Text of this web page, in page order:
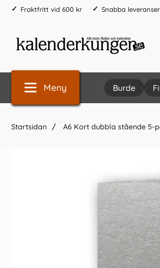
Fraktfritt vid 600 kr Snabba leveranser
Meny Burde
Startsidan A6 Kort dubbla stående 5-